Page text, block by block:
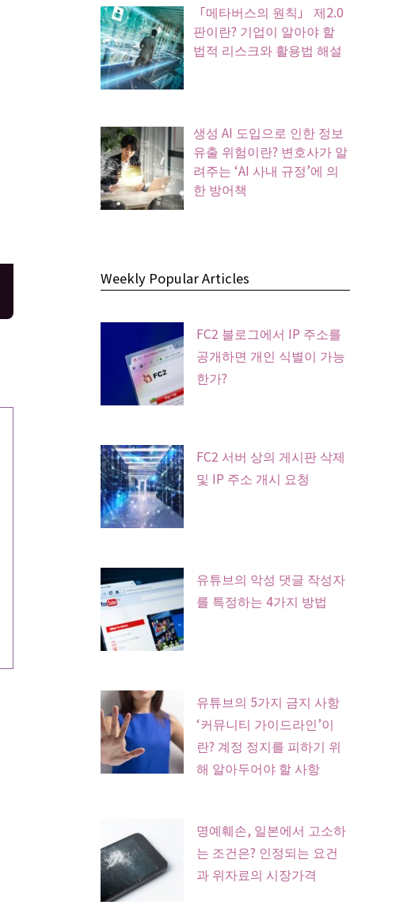
「메타버스의 원칙」 제2.0
판이란? 기업이 알아야 할
법적 리스크와 활용법 해설
생성 AI 도입으로 인한 정보
유출 위험이란? 변호사가 알
려주는 ‘AI 사내 규정’에 의
한 방어책
Weekly Popular Articles
FC2 블로그에서 IP 주소를
공개하면 개인 식별이 가능
한가?
FC2 서버 상의 게시판 삭제
및 IP 주소 개시 요청
유튜브의 악성 댓글 작성자
를 특정하는 4가지 방법
유튜브의 5가지 금지 사항
‘커뮤니티 가이드라인’이
란? 계정 정지를 피하기 위
해 알아두어야 할 사항
명예훼손, 일본에서 고소하
는 조건은? 인정되는 요건
과 위자료의 시장가격